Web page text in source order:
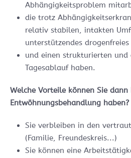
Abhängigkeitsproblem
die trotz
relativ stabilen, intakten
unterstützendes
und einen strukturierten und
Tagesablauf haben.
Welche Vorteile können Sie
Entwöhnungsbehandlung haben?
Sie verbleiben in den
(Familie, Freundeskreis...)
Sie können eine